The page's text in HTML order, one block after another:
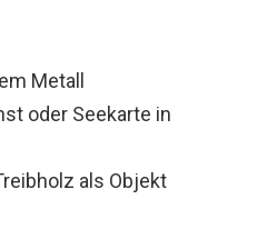
Metall
oder Seekarte in
als Objekt